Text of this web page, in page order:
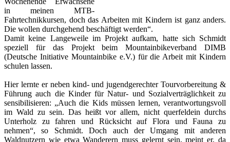
in meinen MTB-
Fahrtechnikkursen, doch das Arbeiten mit Kindern ist ganz anders.
Die wollen durchgehend beschäftigt werden“.
Damit keine Langeweile im Projekt aufkam, hatte sich Schmidt
speziell für das Projekt beim Mountainbikeverband DIMB
(Deutsche Initiative Mountainbike e.V.) für die Arbeit mit Kindern
schulen lassen.
Hier lernte er neben kind- und jugendgerechter Tourvorbereitung &
Führung auch die Kinder für Natur- und Sozialverträglichkeit zu
sensibilisieren: „Auch die Kids müssen lernen, verantwortungsvoll
im Wald zu sein. Das heißt vor allem, nicht querfeldein durchs
Unterholz zu fahren und Rücksicht auf Flora und Fauna zu
nehmen“, so Schmidt. Doch auch der Umgang mit anderen
Waldnutzern wie etwa Wanderern muss gelernt sein, meint er, da